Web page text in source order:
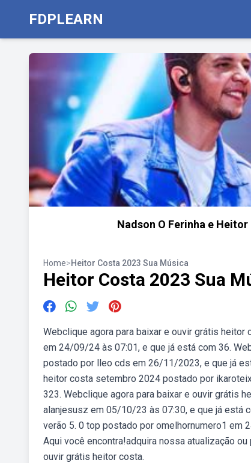
FDPLEARN
Nadson O Ferinha e
Home>Heitor Costa 2023 Sua Música
Heitor Costa 2023 Sua
Webclique agora para baixar e ouvir grátis
em 24/09/24 às 07:01, e que já está com 36.
postado por lleo cds em 26/11/2023, e que já
heitor costa setembro 2024 postado por
323. Webclique agora para baixar e ouvir grátis
alanjesusz em 05/10/23 às 07:30, e que já está
verão 5. 0 top postado por omelhornumero1 em
Aqui você encontra!adquira nossa atualização
ouvir grátis heitor costa.